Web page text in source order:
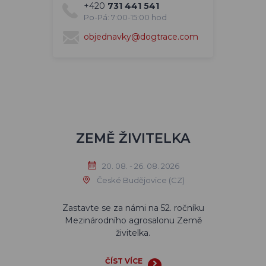
+420 731 441 541
Po-Pá: 7:00-15:00 hod
objednavky@dogtrace.com
ZEMĚ ŽIVITELKA
20. 08. - 26. 08. 2026
České Budějovice (CZ)
Zastavte se za námi na 52. ročníku
Mezinárodního agrosalonu Země
živitelka.
ČÍST VÍCE